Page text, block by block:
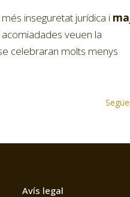
inseguretat jurídica i
veuen la
celebraran molts menys
Avís legal